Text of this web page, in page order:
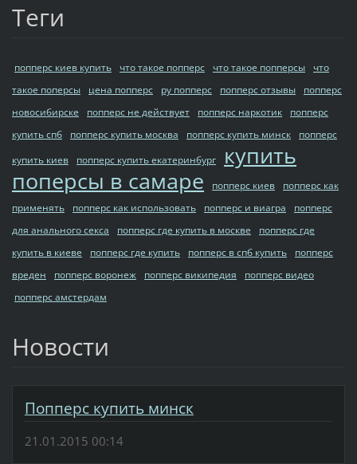
Теги
попперс киев купить что такое попперс что такое попперсы
что
такое поперсы
цена попперс ру попперс попперс отзывы
попперс
новосибирске
попперс не действует попперс наркотик
попперс
купить спб
попперс купить москва попперс купить минск
попперс
купить киев
попперс купить екатеринбург
купить
поперсы в самаре
попперс киев
попперс как
применять
попперс как использовать попперс и виагра
попперс
для анального секса
попперс где купить в москве
попперс где
купить в киеве
попперс где купить попперс в спб купить
попперс
вреден
попперс воронеж попперс википедия
попперс видео
попперс амстердам
Новости
Попперс купить минск
21.01.2015 00:14